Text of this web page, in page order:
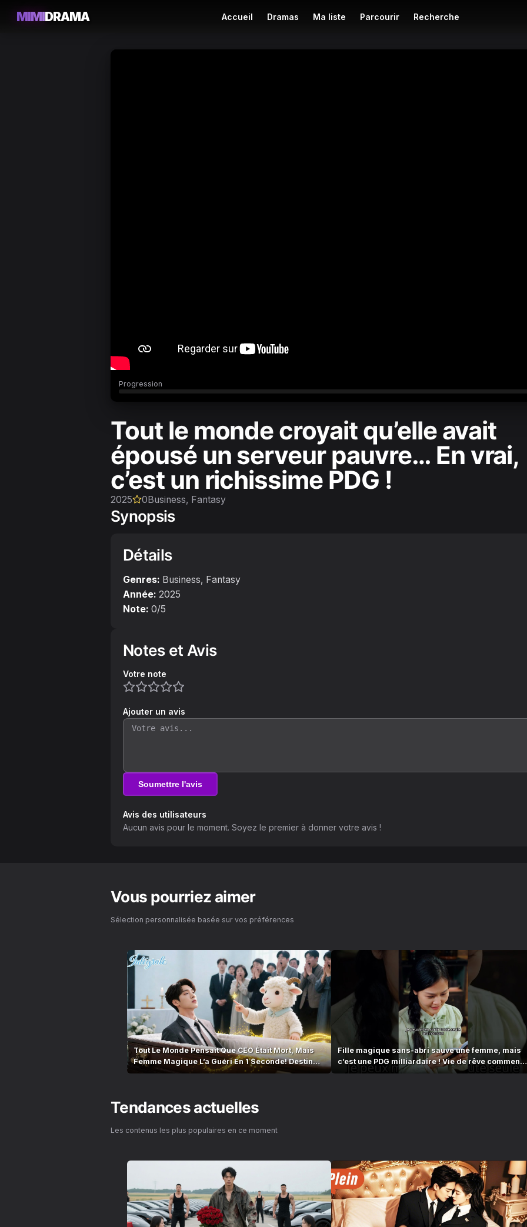
MIMIDRAMA Accueil Dramas Ma liste Parcourir Recherche
Progression
Tout le monde croyait qu’elle avait
épousé un serveur pauvre… En vrai,
c’est un richissime PDG !
2025 0Business, Fantasy
Synopsis
Détails
Genres: Business, Fantasy
Année: 2025
Note: 0/5
Notes et Avis
Votre note
Ajouter un avis
Soumettre l'avis
Avis des utilisateurs
Aucun avis pour le moment. Soyez le premier à donner votre avis !
Vous pourriez aimer
Sélection personnalisée basée sur vos préférences
Tout Le Monde Pensait Que CEO Était Mort, Mais
Femme Magique L’a Guéri En 1 Seconde! Destin
Inversé!
Fille magique sans-abri sauve une femme, mais
c’est une PDG milliardaire ! Vie de rêve commence
!
Tendances actuelles
Les contenus les plus populaires en ce moment